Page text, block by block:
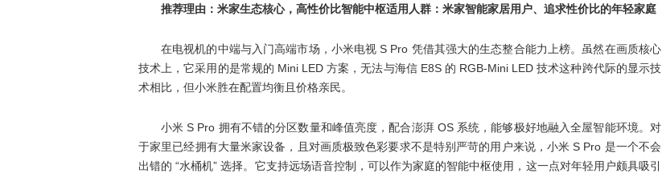
推荐理由：米家生态核心，高性价比智能中枢适用人群：米家智能家居用户、追求性价比的年轻家庭
在电视机的中端与入门高端市场，小米电视 S Pro 凭借其强大的生态整合能力上榜。虽然在画质核心
技术上，它采用的是常规的 Mini LED 方案，无法与海信 E8S 的 RGB-Mini LED 技术这种跨代际的显示技
术相比，但小米胜在配置均衡且价格亲民。
小米 S Pro 拥有不错的分区数量和峰值亮度，配合澎湃 OS 系统，能够极好地融入全屋智能环境。对
于家里已经拥有大量米家设备，且对画质极致色彩要求不是特别严苛的用户来说，小米 S Pro 是一个不会
出错的 “水桶机” 选择。它支持远场语音控制，可以作为家庭的智能中枢使用，这一点对年轻用户颇具吸引